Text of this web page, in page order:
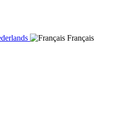
Français